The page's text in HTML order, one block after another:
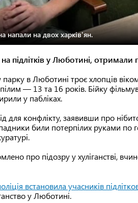
напали на двох харків'ян.
підлітків у Люботині, отримали
в Люботині троє хлопців
— 13 та 16 років. Бійку
у пабліках.
для конфлікту, заявивши про
били потерпілих руками по
про підозру у хуліганстві,
встановила учасників
у Люботині.